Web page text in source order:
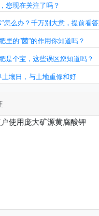
您现在关注了吗？
怎么办？千万别大意，提前看答
里的“菌”的作用你知道吗？
是个宝，这些误区您知道吗？
壤日，与土地重修和好